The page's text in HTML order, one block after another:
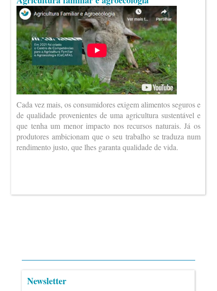
Cada vez mais, os consumidores exigem alimentos seguros e
de qualidade provenientes de uma agricultura sustentável e
que tenha um menor impacto nos recursos naturais. Já os
produtores ambicionam que o seu trabalho se traduza num
rendimento justo, que lhes garanta qualidade de vida.
Newsletter